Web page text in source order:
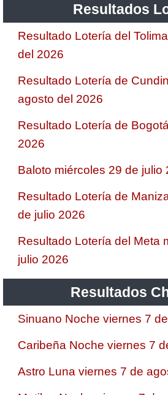
Resultados
Resultado Lotería del
del 2026
Resultado Lotería de
agosto del 2026
Resultado Lotería de
2026
Baloto miércoles 29 de julio
Resultado Lotería de
de julio 2026
Resultado Lotería del Meta
julio 2026
Resultados
Sinuano Noche viernes 7
Caribeña Noche viernes 7
Astro Luna viernes 7 de